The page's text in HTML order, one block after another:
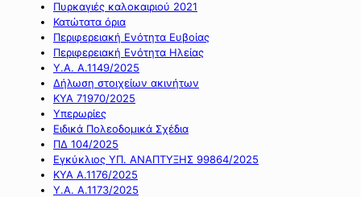
Πυρκαγιές καλοκαιριού 2021
Κατώτατα όρια
Περιφερειακή Ενότητα Ευβοίας
Περιφερειακή Ενότητα Ηλείας
Υ.Α. Α.1149/2025
Δήλωση στοιχείων ακινήτων
ΚΥΑ 71970/2025
Υπερωρίες
Ειδικά Πολεοδομικά Σχέδια
ΠΔ 104/2025
Εγκύκλιος ΥΠ. ΑΝΑΠΤΥΞΗΣ 99864/2025
ΚΥΑ Α.1176/2025
Υ.Α. Α.1173/2025